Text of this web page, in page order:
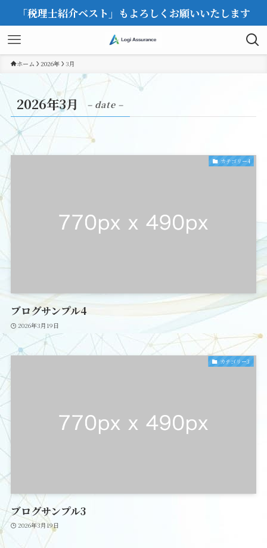
「税理士紹介ベスト」もよろしくお願いいたします
ホーム 2026年 3月
2026年3月 – date –
カテゴリー4
ブログサンプル4
2026年3月19日
カテゴリー3
ブログサンプル3
2026年3月19日